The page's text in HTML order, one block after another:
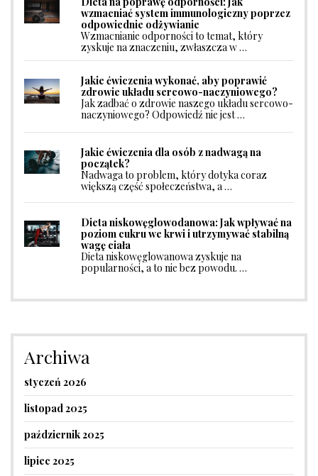
wzmacniać system immunologiczny poprzez
odpowiednie odżywianie
Wzmacnianie odporności to temat, który
zyskuje na znaczeniu, zwłaszcza w …
Jakie ćwiczenia wykonać, aby poprawić
zdrowie układu sercowo-naczyniowego?
Jak zadbać o zdrowie naszego układu sercowo-
naczyniowego? Odpowiedź nie jest …
Jakie ćwiczenia dla osób z nadwagą na
początek?
Nadwaga to problem, który dotyka coraz
większą część społeczeństwa, a …
Dieta niskowęglowodanowa: Jak wpływać na
poziom cukru we krwi i utrzymywać stabilną
wagę ciała
Dieta niskowęglowanowa zyskuje na
popularności, a to nie bez powodu. …
Archiwa
styczeń 2026
listopad 2025
październik 2025
lipiec 2025